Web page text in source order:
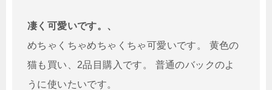
凄く可愛いです。、
めちゃくちゃめちゃくちゃ可愛いです。 黄色の
猫も買い、2品目購入です。 普通のバックのよ
うに使いたいです。